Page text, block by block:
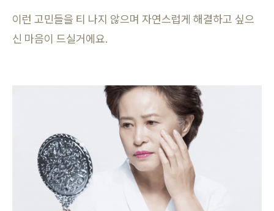
이런 고민들을 티 나지 않으며 자연스럽게 해결하고 싶으
신 마음이 드실거에요.